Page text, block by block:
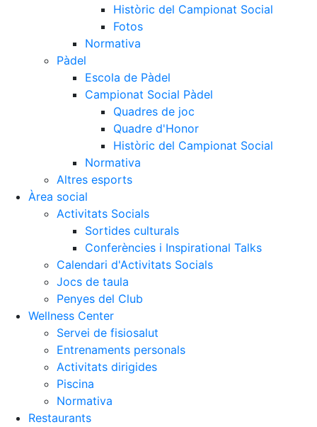
Històric del Campionat Social
Fotos
Normativa
Pàdel
Escola de Pàdel
Campionat Social Pàdel
Quadres de joc
Quadre d'Honor
Històric del Campionat Social
Normativa
Altres esports
Àrea social
Activitats Socials
Sortides culturals
Conferències i Inspirational Talks
Calendari d'Activitats Socials
Jocs de taula
Penyes del Club
Wellness Center
Servei de fisiosalut
Entrenaments personals
Activitats dirigides
Piscina
Normativa
Restaurants